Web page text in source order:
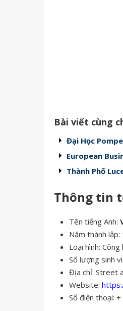
Bài viết cùng
Đại Học
European
Thành Phố
Thông tin
Tên tiếng Anh:
Năm thành lập:
Loại hình: Công
Số lượng sinh
Địa chỉ: Street
Website:
Số điện thoại: